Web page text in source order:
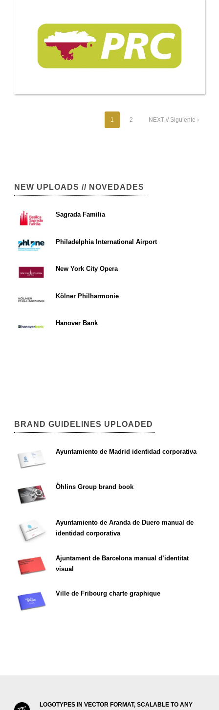
1 2 NEXT // Siguiente ›
NEW UPLOADS // NOVEDADES
Sagrada Familia
Philadelphia International Airport
New York City Opera
Kölner Philharmonie
Hanover Bank
BRAND GUIDELINES UPLOADED
Ayuntamiento de Madrid identidad corporativa
Öhlins Group brand book
Ayuntamiento de Aranda de Duero manual de
identidad corporativa
Ajuntament de Barcelona manual d’identitat
visual
Ville de Fribourg charte graphique
LOGOTYPES IN VECTOR FORMAT, SCALABLE TO ANY